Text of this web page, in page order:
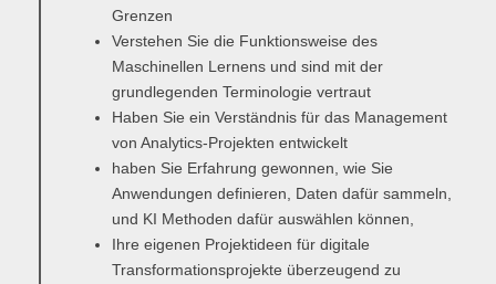
Grenzen
Verstehen Sie die Funktionsweise des
Maschinellen Lernens und sind mit der
grundlegenden Terminologie vertraut
Haben Sie ein Verständnis für das Management
von Analytics-Projekten entwickelt
haben Sie Erfahrung gewonnen, wie Sie
Anwendungen definieren, Daten dafür sammeln,
und KI Methoden dafür auswählen können,
Ihre eigenen Projektideen für digitale
Transformationsprojekte überzeugend zu